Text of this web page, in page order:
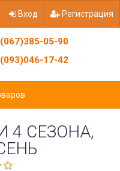
Вход Регистрация
(067)385-05-90
(093)046-17-42
4 СЕЗОНА,